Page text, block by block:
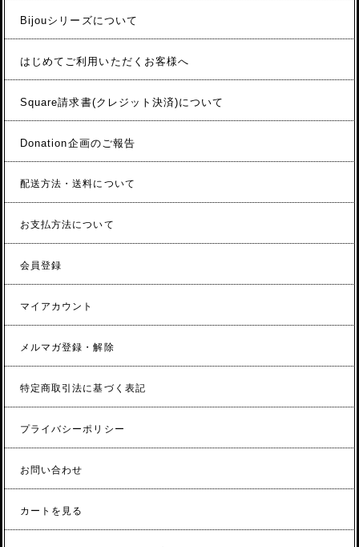
Bijouシリーズについて
はじめてご利用いただくお客様へ
Square請求書(クレジット決済)について
Donation企画のご報告
配送方法・送料について
お支払方法について
会員登録
マイアカウント
メルマガ登録・解除
特定商取引法に基づく表記
プライバシーポリシー
お問い合わせ
カートを見る